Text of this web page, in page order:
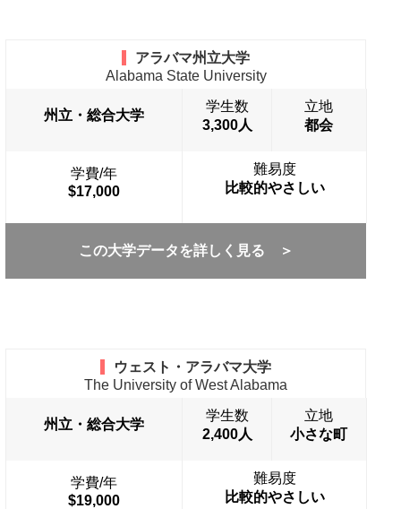
アラバマ州立大学
Alabama State University
州立・総合大学
学生数
3,300人
立地
都会
学費/年
$17,000
難易度
比較的やさしい
この大学データを詳しく見る ＞
ウェスト・アラバマ大学
The University of West Alabama
州立・総合大学
学生数
2,400人
立地
小さな町
学費/年
$19,000
難易度
比較的やさしい